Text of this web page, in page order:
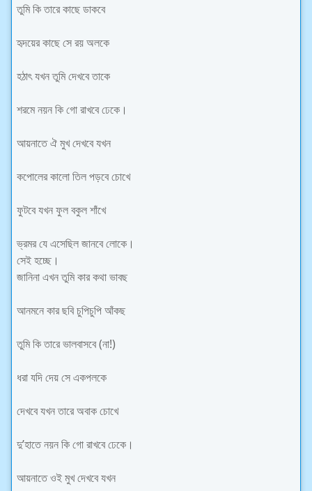
তুমি কি তারে কাছে ডাকবে
হৃদয়ের কাছে সে রয় অলকে
হঠাৎ যখন তুমি দেখবে তাকে
শরমে নয়ন কি গো রাখবে ঢেকে।
আয়নাতে ঐ মুখ দেখবে যখন
কপোলের কালো তিল পড়বে চোখে
ফুটবে যখন ফুল বকুল শাঁখে
ভ্রমর যে এসেছিল জানবে লোকে।
সেই হচ্ছে।
জানিনা এখন তুমি কার কথা ভাবছ
আনমনে কার ছবি চুপিচুপি আঁকছ
তুমি কি তারে ভালবাসবে (না!)
ধরা যদি দেয় সে একপলকে
দেখবে যখন তারে অবাক চোখে
দু’হাতে নয়ন কি গো রাখবে ঢেকে।
আয়নাতে ওই মুখ দেখবে যখন